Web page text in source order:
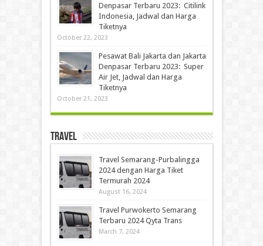
Denpasar Terbaru 2023: Citilink
Indonesia, Jadwal dan Harga
Tiketnya
October 22, 2023
Pesawat Bali Jakarta dan Jakarta
Denpasar Terbaru 2023: Super
Air Jet, Jadwal dan Harga
Tiketnya
October 21, 2023
Travel
Travel Semarang-Purbalingga
2024 dengan Harga Tiket
Termurah 2024
August 16, 2024
Travel Purwokerto Semarang
Terbaru 2024 Qyta Trans
March 7, 2024